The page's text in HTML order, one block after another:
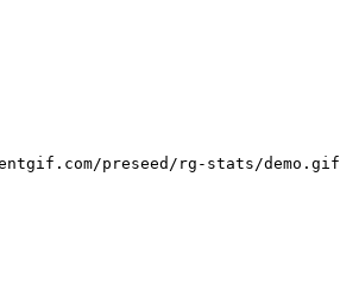
preseed/rg-stats/